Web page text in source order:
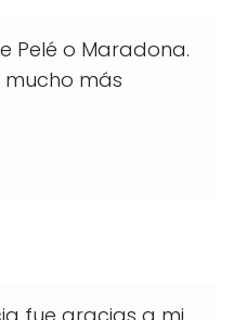
Pelé o Maradona.
mucho más